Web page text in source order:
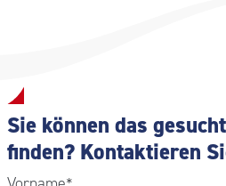
Sie können das
finden? Kontaktieren